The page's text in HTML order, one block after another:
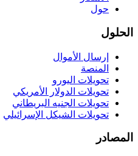
حول
الحلول
إرسال الأموال
المنصة
تحويلات اليورو
تحويلات الدولار الأمريكي
تحويلات الجنيه البريطاني
تحويلات الشيكل الإسرائيلي
المصادر